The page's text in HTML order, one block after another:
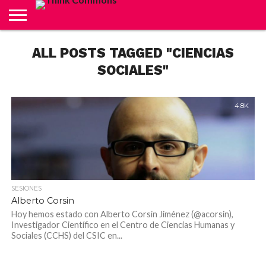
CARRITO
CONTACTO
CRÉDITOS
FINALIZAR
COMPRA
INICIO
LIVE
CUENTA
TIENDA
ALL POSTS TAGGED "CIENCIAS
SOCIALES"
4.8K
SESIONES
Alberto Corsin
Hoy hemos estado con Alberto Corsín Jiménez (@acorsin),
Investigador Científico en el Centro de Ciencias Humanas y
Sociales (CCHS) del CSIC en...